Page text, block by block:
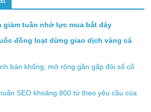
giảm tuần nhờ lực mua bắt đáy
đồng loạt dừng giao dịch vàng cá
bán khống, mở rộng gần gấp đôi số cổ
SEO khoảng 800 từ theo yêu cầu của